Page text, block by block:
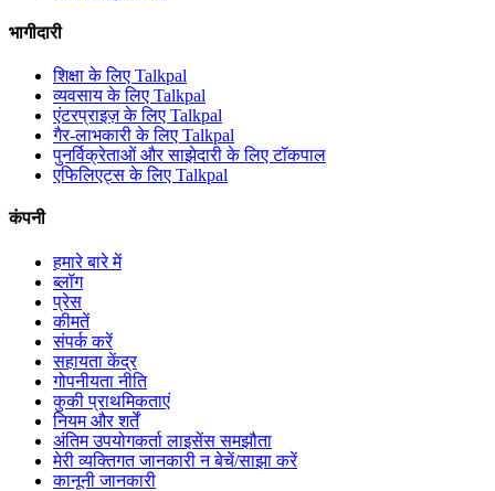
भागीदारी
शिक्षा के लिए Talkpal
व्यवसाय के लिए Talkpal
एंटरप्राइज़ के लिए Talkpal
गैर-लाभकारी के लिए Talkpal
पुनर्विक्रेताओं और साझेदारी के लिए टॉकपाल
एफिलिएट्स के लिए Talkpal
कंपनी
हमारे बारे में
ब्लॉग
प्रेस
कीमतें
संपर्क करें
सहायता केंद्र
गोपनीयता नीति
कुकी प्राथमिकताएं
नियम और शर्तें
अंतिम उपयोगकर्ता लाइसेंस समझौता
मेरी व्यक्तिगत जानकारी न बेचें/साझा करें
कानूनी जानकारी